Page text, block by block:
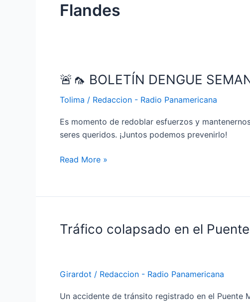
Flandes
🚨🦟 BOLETÍN DENGUE
Tolima / Redaccion - Radio Panamericana
Es momento de redoblar esfuerzos y
seres queridos. ¡Juntos podemos prevenirlo!
🚨
BOLETÍN
DENGUE
🚨
Read More »
Tráfico colapsado en el
Girardot / Redaccion - Radio Panamericana
Un accidente de tránsito registrado en el Puente
Tráfico
Puente
Mariano